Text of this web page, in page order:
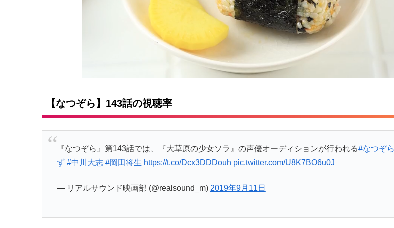
【なつぞら】143話の視聴率
『なつぞら』第143話では、『大草原の少女ソラ』の声優オーディションが行われる#なつぞら
ず #中川大志 #岡田将生 https://t.co/Dcx3DDDouh pic.twitter.com/U8K7BO6u0J
— リアルサウンド映画部 (@realsound_m) 2019年9月11日